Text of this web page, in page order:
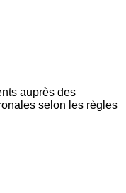
auprès des
selon les règles